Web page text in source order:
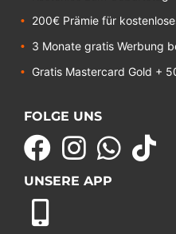
200€ Prämie für
3 Monate gratis Werbung
Gratis Mastercard Gold +
FOLGE UNS
UNSERE APP